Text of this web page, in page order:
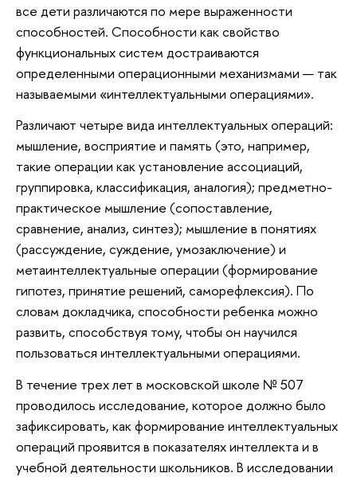
все дети различаются по мере выраженности
способностей. Способности как свойство
функциональных систем достраиваются
определенными операционными механизмами — так
называемыми «интеллектуальными операциями».
Различают четыре вида интеллектуальных операций:
мышление, восприятие и память (это, например,
такие операции как установление ассоциаций,
группировка, классификация, аналогия); предметно-
практическое мышление (сопоставление,
сравнение, анализ, синтез); мышление в понятиях
(рассуждение, суждение, умозаключение) и
метаинтеллектуальные операции (формирование
гипотез, принятие решений, саморефлексия). По
словам докладчика, способности ребенка можно
развить, способствуя тому, чтобы он научился
пользоваться интеллектуальными операциями.
В течение трех лет в московской школе № 507
проводилось исследование, которое должно было
зафиксировать, как формирование интеллектуальных
операций проявится в показателях интеллекта и в
учебной деятельности школьников. В исследовании